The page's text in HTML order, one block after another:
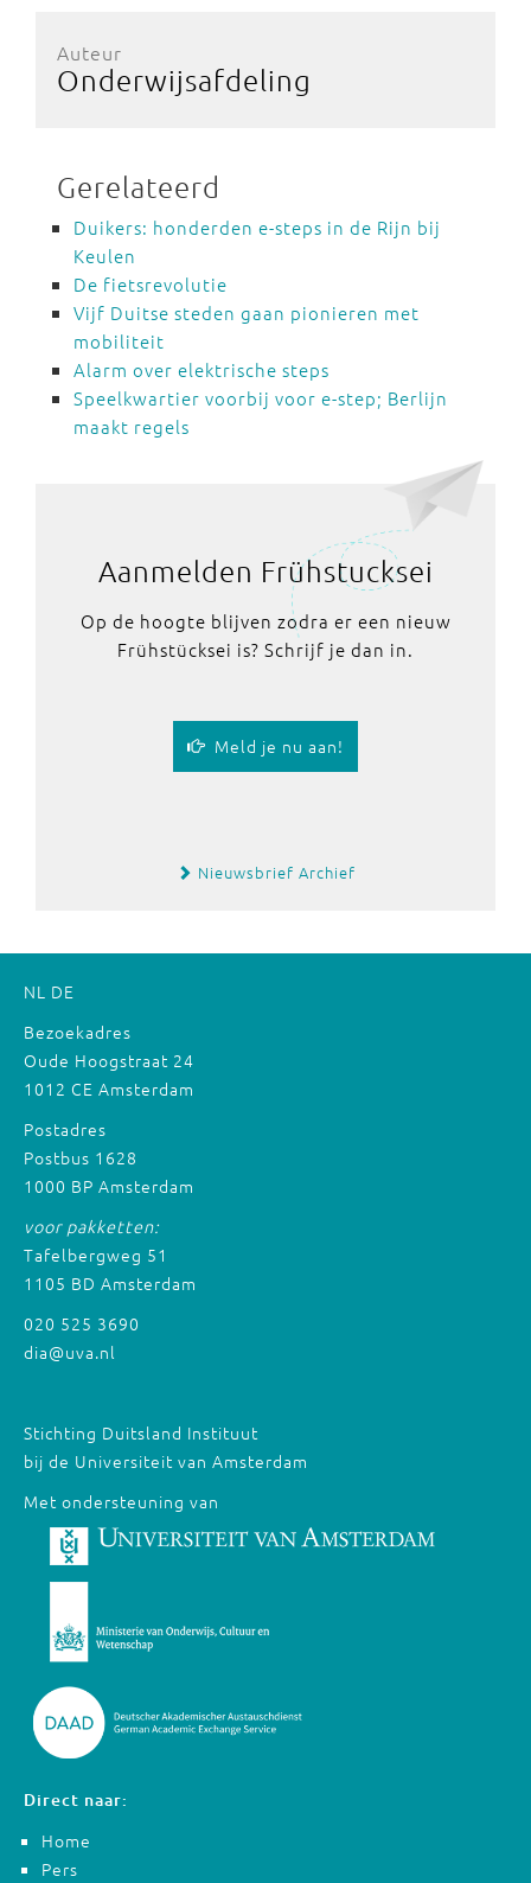
Auteur
Onderwijsafdeling
Gerelateerd
Duikers: honderden e-steps in de Rijn bij
Keulen
De fietsrevolutie
Vijf Duitse steden gaan pionieren met
mobiliteit
Alarm over elektrische steps
Speelkwartier voorbij voor e-step; Berlijn
maakt regels
Aanmelden Frühstucksei
Op de hoogte blijven zodra er een nieuw
Frühstücksei is? Schrijf je dan in.
Meld je nu aan!
Nieuwsbrief Archief
NL DE
Bezoekadres
Oude Hoogstraat 24
1012 CE Amsterdam
Postadres
Postbus 1628
1000 BP Amsterdam
voor pakketten:
Tafelbergweg 51
1105 BD Amsterdam
020 525 3690
dia@uva.nl
Stichting Duitsland Instituut
bij de Universiteit van Amsterdam
Met ondersteuning van
Direct naar:
Home
Pers